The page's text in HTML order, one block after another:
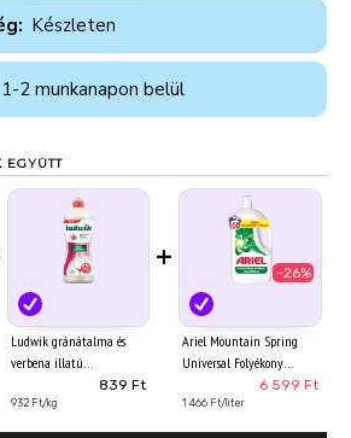
Készleten
1-2 munkanapon belül
EGYÜTT
Ludwik gránátalma és
verbena illatú
mosogatószer 900 g839 Ft
932 Ft/kg
+
-26%
Ariel Mountain Spring
Universal Folyékony
Mosószer, 4.5 l, 100
Mosáshoz
6 599 Ft
1 466 Ft/liter